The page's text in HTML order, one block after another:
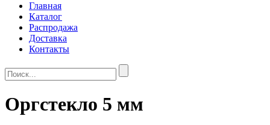
Главная
Каталог
Распродажа
Доставка
Контакты
Оргстекло 5 мм